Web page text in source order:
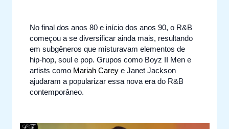
No final dos anos 80 e início dos anos 90, o R&B
começou a se diversificar ainda mais, resultando
em subgêneros que misturavam elementos de
hip-hop, soul e pop. Grupos como Boyz II Men e
artists como Mariah Carey e Janet Jackson
ajudaram a popularizar essa nova era do R&B
contemporâneo.